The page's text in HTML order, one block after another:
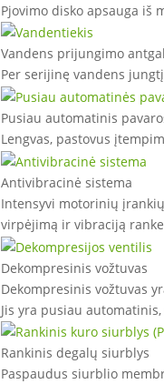
Pjovimo disko apsauga iš
Vandens prijungimo
Per serijinę vandens
Pusiau automatinis
Lengvas, pastovus
Antivibracinė sistema
Intensyvi motorinių
virpėjimą ir vibraciją
Dekompresinis vožtuvas
Dekompresinis vožtuvas
Jis yra pusiau
Rankinis degalų siurblys
Paspaudus siurblio